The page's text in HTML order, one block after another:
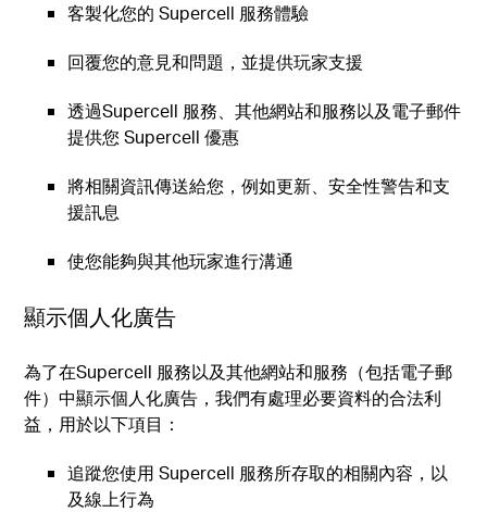
客製化您的 Supercell 服務體驗
回覆您的意見和問題，並提供玩家支援
透過Supercell 服務、其他網站和服務以及電子郵件
提供您 Supercell 優惠
將相關資訊傳送給您，例如更新、安全性警告和支
援訊息
使您能夠與其他玩家進行溝通
顯示個人化廣告
為了在Supercell 服務以及其他網站和服務（包括電子郵
件）中顯示個人化廣告，我們有處理必要資料的合法利
益，用於以下項目：
追蹤您使用 Supercell 服務所存取的相關內容，以
及線上行為